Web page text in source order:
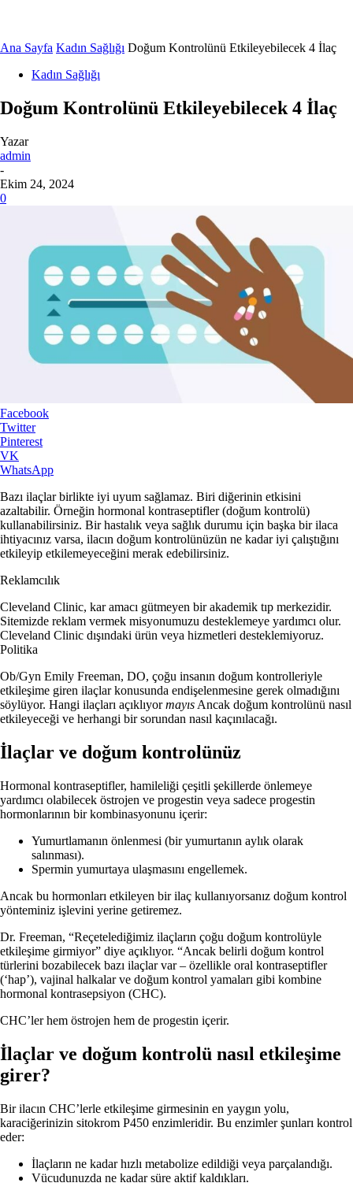
Ana Sayfa Kadın Sağlığı Doğum Kontrolünü Etkileyebilecek 4 İlaç
Kadın Sağlığı
Doğum Kontrolünü Etkileyebilecek 4 İlaç
Yazar
admin
-
Ekim 24, 2024
0
Facebook
Twitter
Pinterest
VK
WhatsApp
Bazı ilaçlar birlikte iyi uyum sağlamaz. Biri diğerinin etkisini
azaltabilir. Örneğin hormonal kontraseptifler (doğum kontrolü)
kullanabilirsiniz. Bir hastalık veya sağlık durumu için başka bir ilaca
ihtiyacınız varsa, ilacın doğum kontrolünüzün ne kadar iyi çalıştığını
etkileyip etkilemeyeceğini merak edebilirsiniz.
Reklamcılık
Cleveland Clinic, kar amacı gütmeyen bir akademik tıp merkezidir.
Sitemizde reklam vermek misyonumuzu desteklemeye yardımcı olur.
Cleveland Clinic dışındaki ürün veya hizmetleri desteklemiyoruz.
Politika
Ob/Gyn Emily Freeman, DO, çoğu insanın doğum kontrolleriyle
etkileşime giren ilaçlar konusunda endişelenmesine gerek olmadığını
söylüyor. Hangi ilaçları açıklıyormayıs Ancak doğum kontrolünü nasıl
etkileyeceği ve herhangi bir sorundan nasıl kaçınılacağı.
İlaçlar ve doğum kontrolünüz
Hormonal kontraseptifler, hamileliği çeşitli şekillerde önlemeye
yardımcı olabilecek östrojen ve progestin veya sadece progestin
hormonlarının bir kombinasyonunu içerir:
Yumurtlamanın önlenmesi (bir yumurtanın aylık olarak
salınması).
Spermin yumurtaya ulaşmasını engellemek.
Ancak bu hormonları etkileyen bir ilaç kullanıyorsanız doğum kontrol
yönteminiz işlevini yerine getiremez.
Dr. Freeman, “Reçetelediğimiz ilaçların çoğu doğum kontrolüyle
etkileşime girmiyor” diye açıklıyor. “Ancak belirli doğum kontrol
türlerini bozabilecek bazı ilaçlar var – özellikle oral kontraseptifler
(‘hap’), vajinal halkalar ve doğum kontrol yamaları gibi kombine
hormonal kontrasepsiyon (CHC).
CHC’ler hem östrojen hem de progestin içerir.
İlaçlar ve doğum kontrolü nasıl etkileşime
girer?
Bir ilacın CHC’lerle etkileşime girmesinin en yaygın yolu,
karaciğerinizin sitokrom P450 enzimleridir. Bu enzimler şunları kontrol
eder:
İlaçların ne kadar hızlı metabolize edildiği veya parçalandığı.
Vücudunuzda ne kadar süre aktif kaldıkları.